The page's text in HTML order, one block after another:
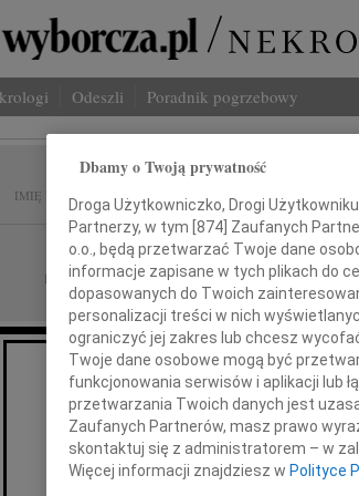
Odeszli Poradnik pogrzebowy
IMIĘ I NAZWISKO: Jerzy Basiuk
REGION: Warszawa
DATA EMISJI: 21.05.2026
Z głębokim smutkiem przyjęliśmy
Jerzego
Dbamy o Twoją prywatność
Droga Użytkowniczko, Drogi
Partnerzy, w tym [ 874 ] Zaufanych
o.o., będą przetwarzać Twoje dane
informacje zapisane w tych plikach do
dopasowanych do Twoich
personalizacji treści w nich
ograniczyć jej zakres lub chcesz
Twoje dane osobowe mogą być
funkcjonowania serwisów i aplikacji lub
przetwarzania Twoich danych jest
Zaufanych Partnerów, masz prawo
skontaktuj się z administratorem – w
Więcej informacji znajdziesz w Polityce